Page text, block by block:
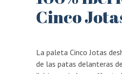
Cinco
La paleta Cinco Jotas
de las patas delanteras